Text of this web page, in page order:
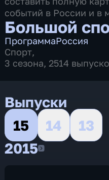
событий в России и в
Большой
ПрограммаРоссия
Спорт,
3 сезона, 2514
Выпуски
15
14
13
20152015